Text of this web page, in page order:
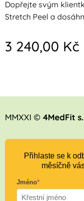
Dopřejte svým
Stretch Peel a
3 240,00 Kč
MMXXI © 4MedFit
Přihlaste se k
měsíčně
Jméno*